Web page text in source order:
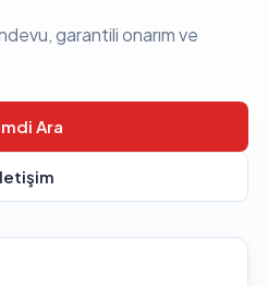
garantili onarım ve
Ara